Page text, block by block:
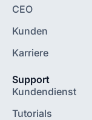
CEO
Kunden
Karriere
Support
Kundendienst
Tutorials